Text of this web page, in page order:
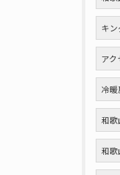
キ
ア
冷暖
和歌
和歌